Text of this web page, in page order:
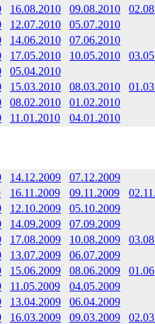
16.08.2010 09.08.2010
12.07.2010
05.07.2010
14.06.2010
07.06.2010
17.05.2010 10.05.2010
05.04.2010
15.03.2010 08.03.2010
08.02.2010
01.02.2010
11.01.2010 04.01.2010
14.12.2009
07.12.2009
16.11.2009 09.11.2009
12.10.2009
05.10.2009
14.09.2009
07.09.2009
17.08.2009 10.08.2009
13.07.2009
06.07.2009
15.06.2009 08.06.2009
11.05.2009
04.05.2009
13.04.2009
06.04.2009
16.03.2009 09.03.2009